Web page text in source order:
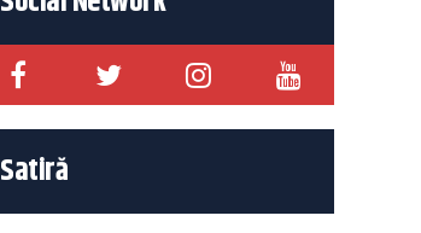
Satiră